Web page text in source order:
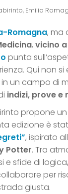
Emilia
Romagna, ma
, vicino
punta
Qui non si
un campo di
indizi, prove e
propone
edizione è
, ispirato
Potter. Tra
e sfide di
per
giusta.